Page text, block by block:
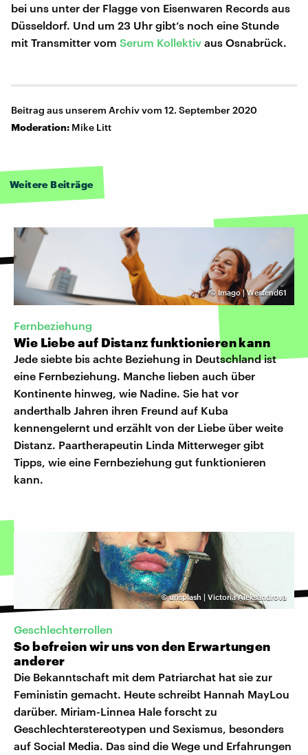
bei uns unter der Flagge von Eisenwaren Records aus
Düsseldorf. Und um 23 Uhr gibt‘s noch eine Stunde
mit Transmitter vom Serum Kollektiv aus Osnabrück.
Beitrag aus unserem Archiv vom 12. September 2020
Moderation: Mike Litt
Weitere Beiträge
© Imago | Westend61
Fernbeziehung
Wie Liebe auf Distanz funktionieren kann
Jede siebte bis achte Beziehung in Deutschland ist
eine Fernbeziehung. Manche lieben auch über
Kontinente hinweg, wie Nadine. Sie hat vor
anderthalb Jahren ihren Freund auf Kuba
kennengelernt und erzählt von der Liebe über weite
Distanz. Paartherapeutin Linda Mitterweger gibt
Tipps, wie eine Fernbeziehung gut funktionieren
kann.
©unsplash | Victoria Aleksandrova
Geschlechterrollen
So befreien wir uns von den Erwartungen
anderer
Die Bekanntschaft mit dem Patriarchat hat sie zur
Feministin gemacht. Heute schreibt Hannah MayLou
darüber. Miriam-Linnea Hale forscht zu
Geschlechterstereotypen und Sexismus, besonders
auf Social Media. Das sind die Wege und Erfahrungen